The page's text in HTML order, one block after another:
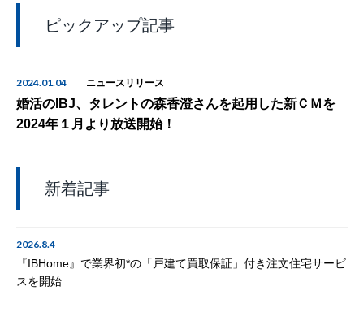
ピックアップ記事
2024.01.04 ニュースリリース
婚活のIBJ、タレントの森香澄さんを起用した新ＣＭを
2024年１月より放送開始！
新着記事
2026.8.4
『IBHome』で業界初*の「戸建て買取保証」付き注文住宅サービ
スを開始